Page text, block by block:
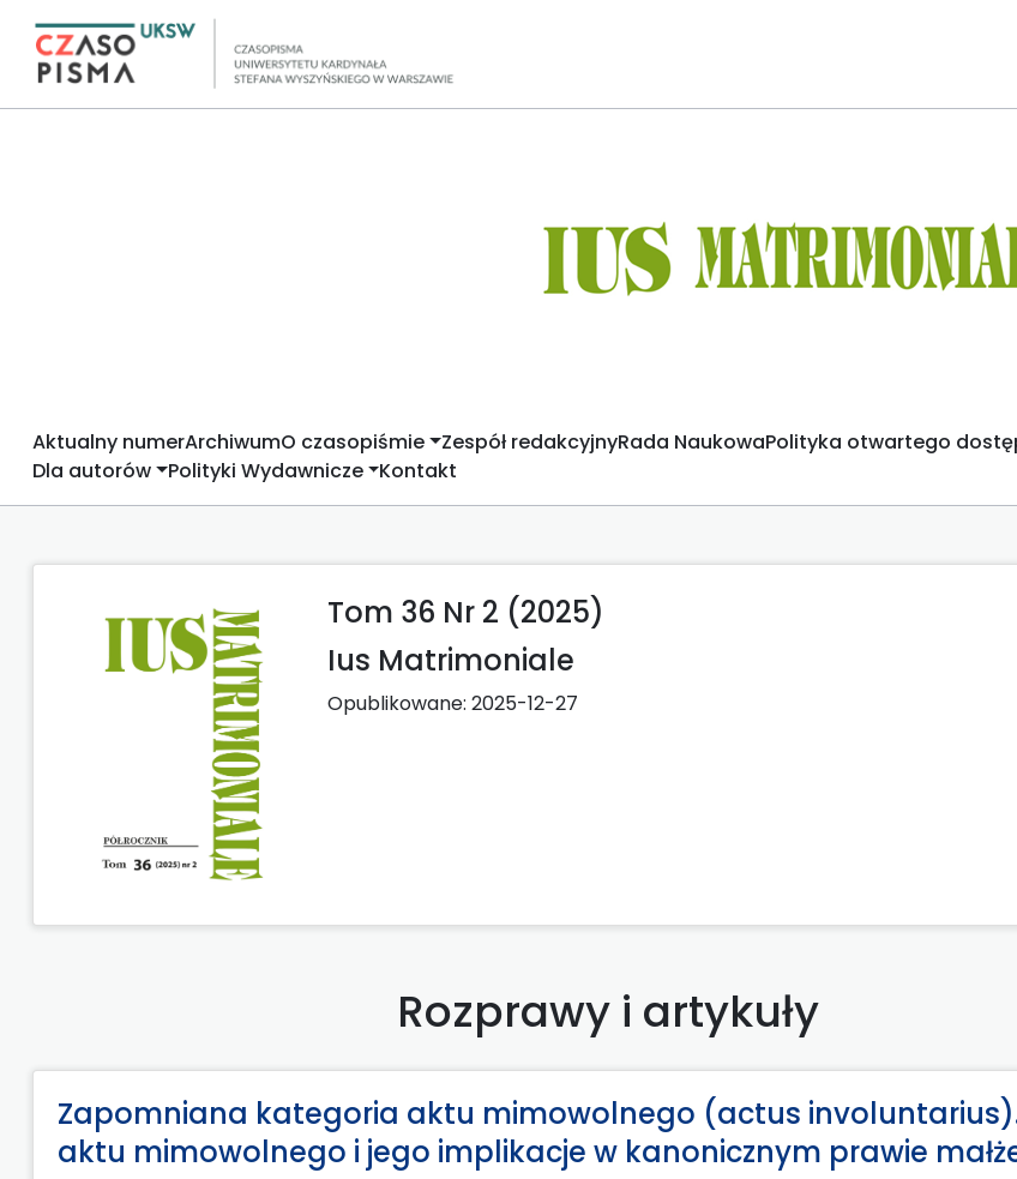
Aktualny numerArchiwumO czasopiśmie Zespół redakcyjnyRada NaukowaPolityka otwartego
Dla autorów Polityki Wydawnicze Kontakt
Tom 36 Nr 2 (2025)
Ius Matrimoniale
Opublikowane: 2025-12-27
Rozprawy i artykuły
Zapomniana kategoria aktu mimowolnego (actus
aktu mimowolnego i jego implikacje w kanonicznym prawie